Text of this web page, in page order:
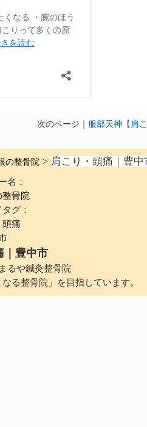
次のページ｜ 服部天神【肩
の整骨院 > 肩こり・頭痛｜豊中
名：
整骨院
グ：
頭痛
｜豊中市
るや鍼灸整骨院
る整骨院」を目指しています。